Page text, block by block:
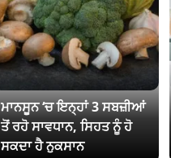
ਮਾਨਸੂਨ ‘ਚ ਇਨ੍ਹਾਂ 3 ਸਬਜ਼ੀਆਂ
ਤੋਂ ਰਹੋ ਸਾਵਧਾਨ, ਸਿਹਤ ਨੂੰ ਹੋ
ਸਕਦਾ ਹੈ ਨੁਕਸਾਨ